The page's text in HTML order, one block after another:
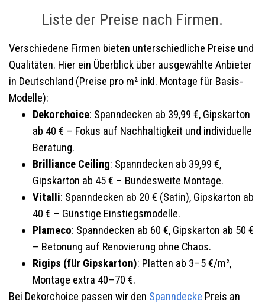
Liste der Preise nach Firmen.
Verschiedene Firmen bieten unterschiedliche Preise und
Qualitäten. Hier ein Überblick über ausgewählte Anbieter
in Deutschland (Preise pro m² inkl. Montage für Basis-
Modelle):
Dekorchoice: Spanndecken ab 39,99 €, Gipskarton
ab 40 € – Fokus auf Nachhaltigkeit und individuelle
Beratung.
Brilliance Ceiling: Spanndecken ab 39,99 €,
Gipskarton ab 45 € – Bundesweite Montage.
Vitalli: Spanndecken ab 20 € (Satin), Gipskarton ab
40 € – Günstige Einstiegsmodelle.
Plameco: Spanndecken ab 60 €, Gipskarton ab 50 €
– Betonung auf Renovierung ohne Chaos.
Rigips (für Gipskarton): Platten ab 3–5 €/m²,
Montage extra 40–70 €.
Bei Dekorchoice passen wir den Spanndecke Preis an